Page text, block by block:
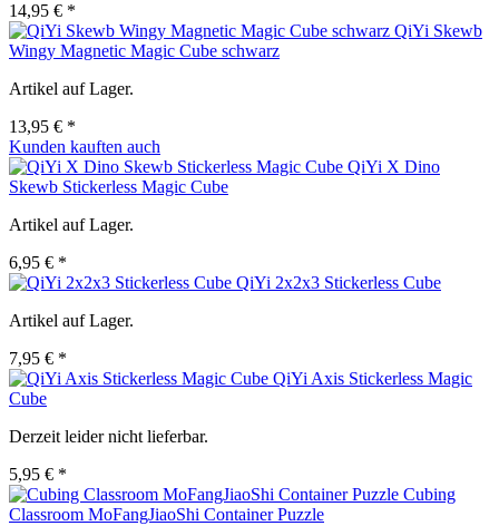
14,95 € *
QiYi Skewb
Wingy Magnetic Magic Cube schwarz
Artikel auf Lager.
13,95 € *
Kunden kauften auch
QiYi X Dino
Skewb Stickerless Magic Cube
Artikel auf Lager.
6,95 € *
QiYi 2x2x3 Stickerless Cube
Artikel auf Lager.
7,95 € *
QiYi Axis Stickerless Magic
Cube
Derzeit leider nicht lieferbar.
5,95 € *
Cubing
Classroom MoFangJiaoShi Container Puzzle